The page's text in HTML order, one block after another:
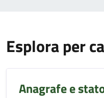
Esplora per
Anagrafe e